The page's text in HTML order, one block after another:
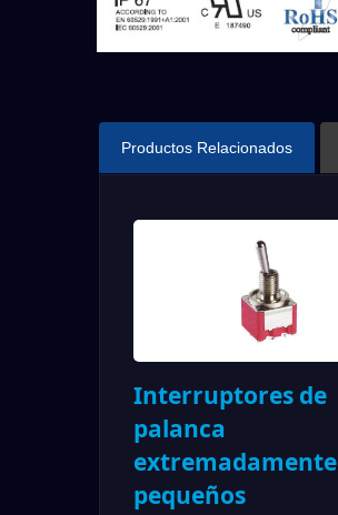
Productos Relacionados
Interruptores de
palanca
extremadamente
pequeños